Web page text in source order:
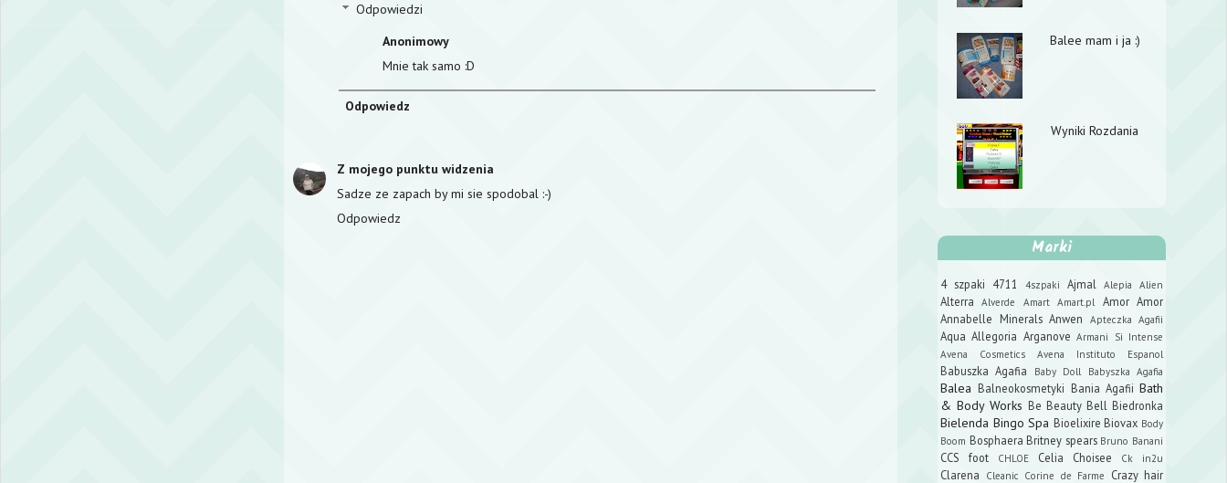
Odpowiedzi
Anonimowy
Mnie tak samo :D
Odpowiedz
Z mojego punktu widzenia
Sadze ze zapach by mi sie spodobal :-)
Odpowiedz
Balee mam i ja :)
Wyniki Rozdania
Marki
4 szpaki 4711 4szpaki Ajmal Alepia Alien
Alterra Alverde Amart Amart.pl
Amor Amor
Annabelle Minerals Anwen Apteczka Agafii
Aqua Allegoria Arganove Armani Si Intense
Avena Cosmetics
Avena Instituto Espanol
Babuszka Agafia Baby Doll Babyszka Agafia
Balea Balneokosmetyki Bania Agafii Bath
& Body Works Be Beauty Bell Biedronka
Bielenda Bingo Spa Bioelixire Biovax Body
Boom Bosphaera Britney spears Bruno Banani
CCS foot CHLOE Celia Choisee Ck in2u
Clarena Cleanic Corine de Farme Crazy hair